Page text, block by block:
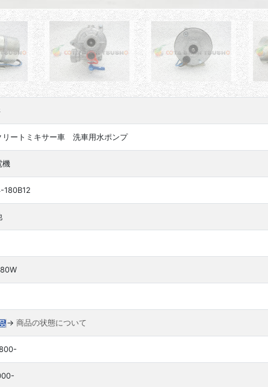
リートミキサー車 洗車用水ポンプ
機
180B12
→ 商品の状態について